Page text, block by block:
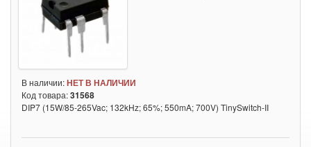
В наличии:НЕТ В НАЛИЧИИ
Код товара:31568
DIP7 (15W/85-265Vac; 132kHz; 65%; 550mA; 700V) TinySwitch-II